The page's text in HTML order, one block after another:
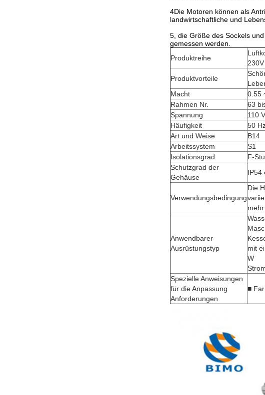
4Die Motoren können als
landwirtschaftliche und
5, die Größe des Sockels
gemessen werden.
Produktreihe
Produktvorteile
Macht
0.55
Rahmen Nr.
63
Spannung
110
Häufigkeit
50
Art und Weise
B14
Arbeitssystem
S1
Isolationsgrad
F-
Schutzgrad der
Gehäuse
IP54
Verwendungsbedingung
Die
Anwendbarer
Ausrüstungstyp
mit
W
Spezielle Anweisungen
für die Anpassung
Anforderungen
■